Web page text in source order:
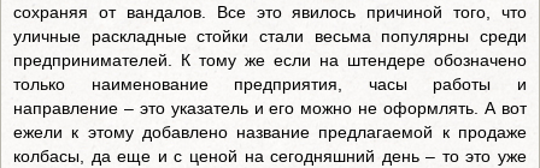
сохраняя от вандалов. Все это явилось причиной того, что
уличные раскладные стойки стали весьма популярны среди
предпринимателей. К тому же если на штендере обозначено
только наименование предприятия, часы работы и
направление – это указатель и его можно не оформлять. А вот
ежели к этому добавлено название предлагаемой к продаже
колбасы, да еще и с ценой на сегодняшний день – то это уже